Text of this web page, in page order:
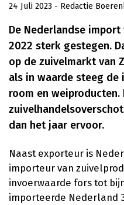
24 Juli 2023 - Redactie
De Nederlandse
2022 sterk gestegen.
op de zuivelmarkt van
als in waarde steeg de
room en
dan het jaar ervoor.
Naast exporteur is
importeur van
invoerwaarde fors tot
importeerde Nederland